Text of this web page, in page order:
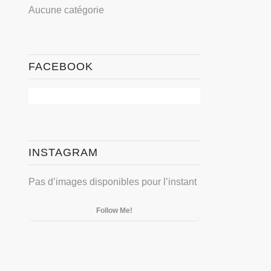
Aucune catégorie
FACEBOOK
INSTAGRAM
Pas d’images disponibles pour l’instant
Follow Me!